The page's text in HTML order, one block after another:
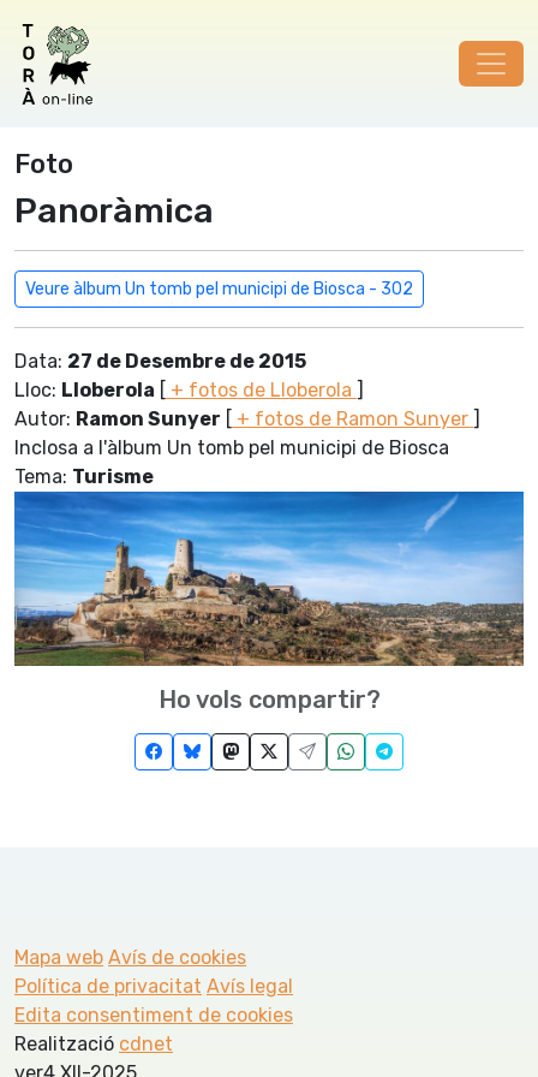
Foto
Panoràmica
Veure àlbum Un tomb pel municipi de Biosca - 302
Data: 27 de Desembre de 2015
Lloc: Lloberola [ + fotos de Lloberola ]
Autor: Ramon Sunyer [ + fotos de Ramon Sunyer ]
Inclosa a l'àlbum Un tomb pel municipi de Biosca
Tema: Turisme
Ho vols compartir?
Mapa web Avís de cookies
Política de privacitat Avís legal
Edita consentiment de cookies
Realització cdnet